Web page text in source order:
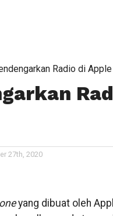
Radio di
27th, 2020
yang dibuat oleh